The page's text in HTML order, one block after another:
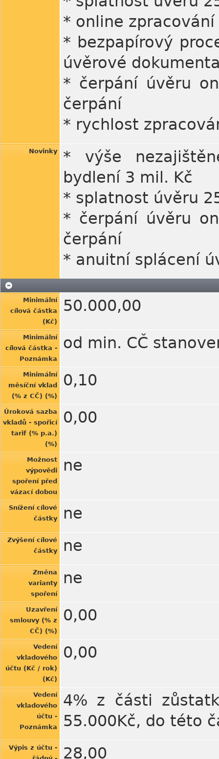
* online
* bezpapírový
úvěrové
* čerpání úvěru
čerpání
* rychlost
Novinky
* výše
bydlení 3 mil. Kč
* splatnost úvěru
* čerpání úvěru
čerpání
* anuitní splácení
Minimální
cílová částka
(Kč)
50.000,00
Minimální
cílová částka -
Poznámka
od min. CČ
Minimální
měsíční vklad
(% z CČ) (%)
0,10
Úroková sazba
vkladů - spořicí
tarif (% p.a.)
(%)
0,00
Možnost
výpovědi
spoření před
vázací dobou
ne
Snížení cílové
částky
ne
Zvýšení cílové
částky
ne
Změna
varianty
spoření
ne
Uzavření
smlouvy (% z
CČ) (%)
0,00
Vedení
vkladového
účtu (Kč / rok)
(Kč)
0,00
Vedení
vkladového
účtu -
Poznámka
4% z části
55.000Kč, do této
Výpis z účtu -
28,00